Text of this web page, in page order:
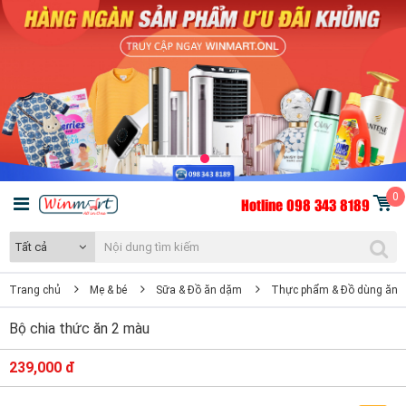
Hotline 098 343 8189 0
Tất cả
Trang chủ Mẹ & bé Sữa & Đồ ăn dặm Thực phẩm & Đồ dùng ăn
Bộ chia thức ăn 2 màu
239,000 đ